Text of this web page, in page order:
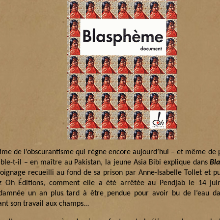
de l’obscurantisme qui règne encore aujourd’hui – et même de
t-il – en maître au Pakistan, la jeune Asia Bibi explique dans
recueilli au fond de sa prison par Anne-Isabelle Tollet et
Oh Éditions, comment elle a été arrêtée au Pendjab le 14
un an plus tard à être pendue pour avoir bu de l’eau
son travail aux champs…